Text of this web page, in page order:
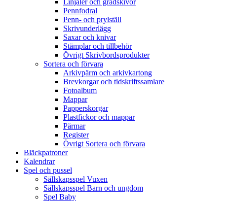
Linjaler och gradskivor
Pennfodral
Penn- och prylställ
Skrivunderlägg
Saxar och knivar
Stämplar och tillbehör
Övrigt Skrivbordsprodukter
Sortera och förvara
Arkivpärm och arkivkartong
Brevkorgar och tidskriftssamlare
Fotoalbum
Mappar
Papperskorgar
Plastfickor och mappar
Pärmar
Register
Övrigt Sortera och förvara
Bläckpatroner
Kalendrar
Spel och pussel
Sällskapsspel Vuxen
Sällskapsspel Barn och ungdom
Spel Baby